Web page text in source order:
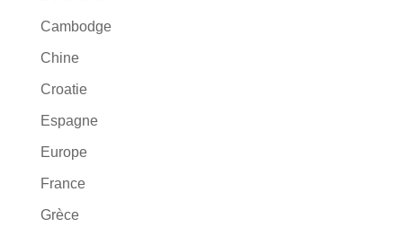
Cambodge
Chine
Croatie
Espagne
Europe
France
Grèce